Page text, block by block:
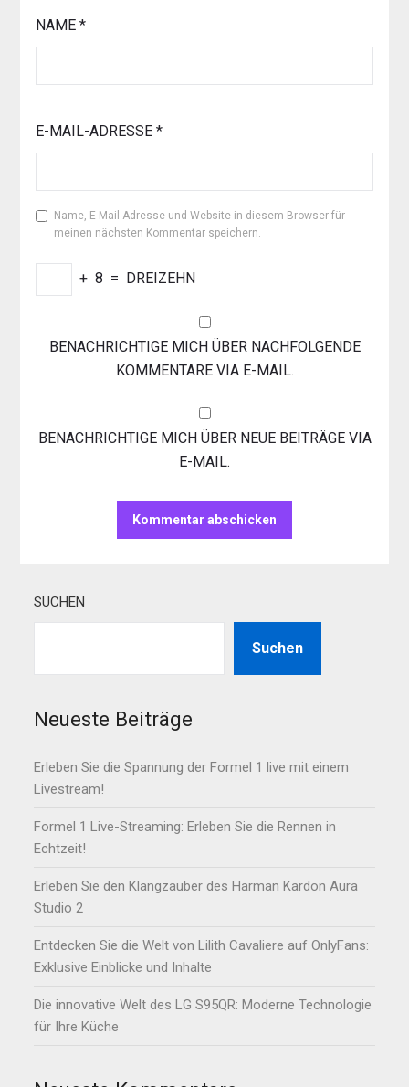
NAME *
E-MAIL-ADRESSE *
Name, E-Mail-Adresse und Website in diesem Browser für
meinen nächsten Kommentar speichern.
+ 8 = DREIZEHN
BENACHRICHTIGE MICH ÜBER NACHFOLGENDE
KOMMENTARE VIA E-MAIL.
BENACHRICHTIGE MICH ÜBER NEUE BEITRÄGE VIA
E-MAIL.
SUCHEN
Suchen
Neueste Beiträge
Erleben Sie die Spannung der Formel 1 live mit einem
Livestream!
Formel 1 Live-Streaming: Erleben Sie die Rennen in
Echtzeit!
Erleben Sie den Klangzauber des Harman Kardon Aura
Studio 2
Entdecken Sie die Welt von Lilith Cavaliere auf OnlyFans:
Exklusive Einblicke und Inhalte
Die innovative Welt des LG S95QR: Moderne Technologie
für Ihre Küche